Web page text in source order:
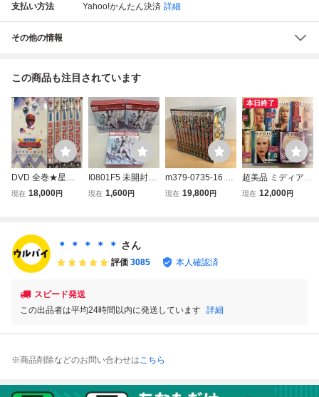
支払い方法 Yahoo!かんたん決済 詳細
その他の情報
この商品も注目されています
DVD 全巻★星獣
戦隊ギンガマン V
澤寿梨 スーパー戦
隊
現在 18,000円
I0801F5 未開封★
天命 〜白蛇の伝
ドラマ シンプルB
レン・レン 他
現在 1,600円
m379-0735-16 特
命戦隊ゴーバスタ
木勝大 馬場良馬
小宮有紗
現在 19,800円
本日終了
超美品 ミディアム
霊能捜査官アリソ
現在 12,000円
＊ ＊ ＊ ＊ ＊ さん
評価 3085 本人確認済
スピード発送
この出品者は平均24時間以内に発送しています 詳細
※商品削除などのお問い合わせはこちら